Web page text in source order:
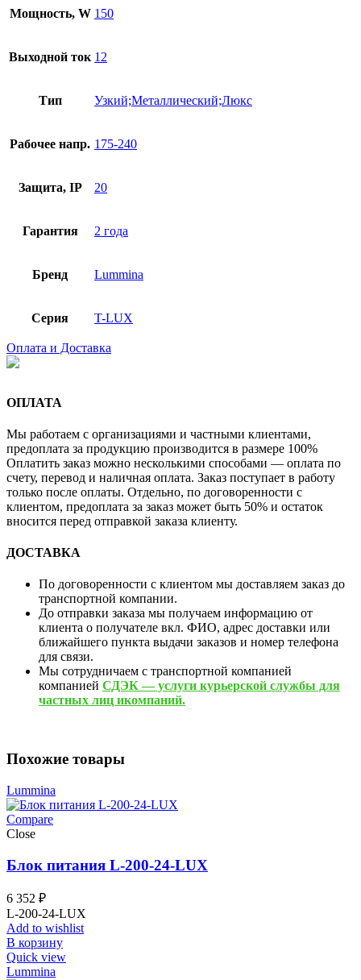
Мощность, W 150
Выходной ток 12
Тип Узкий;Металлический;Люкс
Рабочее напр. 175-240
Защита, IP 20
Гарантия 2 года
Бренд Lummina
Серия T-LUX
Оплата и Доставка
ОПЛАТА
Мы работаем с организациями и частными клиентами,
предоплата за продукцию производится в размере 100%
Оплатить заказ можно несколькими способами — оплата по
счету, перевод и наличная оплата. Заказ поступает в работу
только после оплаты. Отдельно, по договоренности с
клиентом, предоплата за заказ может быть 50% и остаток
вносится перед отправкой заказа клиенту.
ДОСТАВКА
По договоренности с клиентом мы доставляем заказ до
транспортной компании.
До отправки заказа мы получаем информацию от
клиента о получателе вкл. ФИО, адрес доставки или
ближайшего пункта выдачи заказов и номер телефона
для связи.
Мы сотрудничаем с транспортной компанией
компанией СДЭК — услуги курьерской службы для
частных лиц икомпаний.
Похожие товары
Lummina
Compare
Close
Блок питания L-200-24-LUX
6 352 ₽
L-200-24-LUX
Add to wishlist
В корзину
Quick view
Lummina